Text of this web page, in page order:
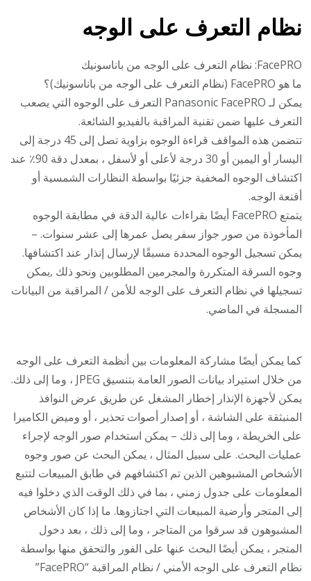
نظام التعرف على الوجه
FacePRO: نظام التعرف على الوجه من باناسونيك
ما هو FacePRO (نظام التعرف على الوجه من باناسونيك)؟
يمكن لـ Panasonic FacePRO التعرف على الوجوه التي يصعب
التعرف عليها ضمن تقنية المراقبة بالفيديو الشائعة.
تتضمن هذه المواقف قراءة الوجوه بزاوية تصل إلى 45 درجة إلى
اليسار أو اليمين أو 30 درجة لأعلى أو لأسفل ، بمعدل دقة 90٪ عند
اكتشاف الوجوه المخفية جزئيًا بواسطة النظارات الشمسية أو
أقنعة الوجه.
يتمتع FacePRO أيضًا بقراءات عالية الدقة في مطابقة الوجوه
المأخوذة من صور جواز سفر يصل عمرها إلى عشر سنوات. –
يمكن تسجيل الوجوه المحددة مسبقًا لإرسال إنذار عند اكتشافها.
وجوه السرقة المتكررة والمجرمين المطلوبين ونحو ذلك ,يمكن
تسجيلها في نظام التعرف على الوجه للأمن / المراقبة من البيانات
المسجلة في الماضي.
كما يمكن أيضًا مشاركة المعلومات بين أنظمة التعرف على الوجه
من خلال استيراد بيانات الصور العامة بتنسيق JPEG ، وما إلى ذلك.
يمكن لأجهزة الإنذار إخطار المشغل عن طريق عرض النوافذ
المنبثقة على الشاشة ، أو إصدار أصوات تحذير ، أو وميض الكاميرا
على الخريطة ، وما إلى ذلك – يمكن استخدام صور الوجه لإجراء
عمليات البحث. على سبيل المثال ، يمكن البحث عن صور وجوه
الأشخاص المشبوهين الذين تم اكتشافهم في طابق المبيعات لتتبع
المعلومات على جدول زمني ، بما في ذلك الوقت الذي دخلوا فيه
إلى المتجر وأرضية المبيعات التي اجتازوها. ما إذا كان الأشخاص
المشبوهون قد سرقوا من المتاجر ، وما إلى ذلك ، بعد دخول
المتجر ، يمكن أيضًا البحث عنها على الفور والتحقق منها بواسطة
نظام التعرف على الوجه الأمني / نظام المراقبة “FacePRO”